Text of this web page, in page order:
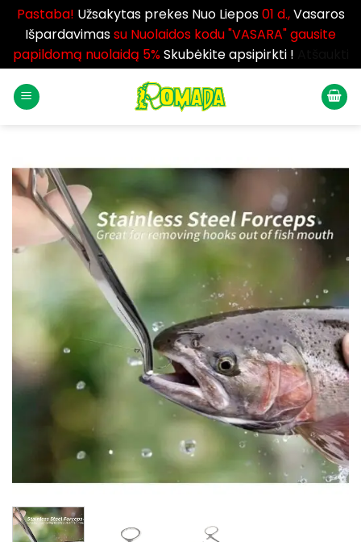
Pastaba! Užsakytas prekes Nuo Liepos01 d.,Vasaros
Išpardavimassu Nuolaidos kodu "VASARA" gausite
papildomą nuolaidą 5%Skubėkite apsipirkti !